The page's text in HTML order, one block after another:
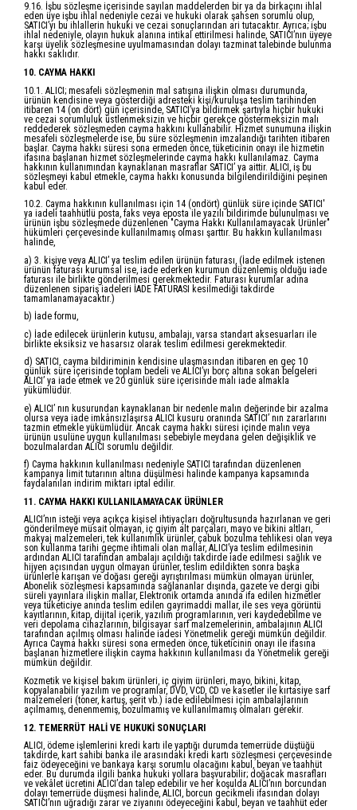
9.16. İşbu sözleşme içerisinde sayılan maddelerden bir ya da birkaçını ihlal
eden üye işbu ihlal nedeniyle cezai ve hukuki olarak şahsen sorumlu olup,
SATICI’yı bu ihlallerin hukuki ve cezai sonuçlarından ari tutacaktır. Ayrıca; işbu
ihlal nedeniyle, olayın hukuk alanına intikal ettirilmesi halinde, SATICI’nın üyeye
karşı üyelik sözleşmesine uyulmamasından dolayı tazminat talebinde bulunma
hakkı saklıdır.
10. CAYMA HAKKI
10.1. ALICI; mesafeli sözleşmenin mal satışına ilişkin olması durumunda,
ürünün kendisine veya gösterdiği adresteki kişi/kuruluşa teslim tarihinden
itibaren 14 (on dört) gün içerisinde, SATICI’ya bildirmek şartıyla hiçbir hukuki
ve cezai sorumluluk üstlenmeksizin ve hiçbir gerekçe göstermeksizin malı
reddederek sözleşmeden cayma hakkını kullanabilir. Hizmet sunumuna ilişkin
mesafeli sözleşmelerde ise, bu süre sözleşmenin imzalandığı tarihten itibaren
başlar. Cayma hakkı süresi sona ermeden önce, tüketicinin onayı ile hizmetin
ifasına başlanan hizmet sözleşmelerinde cayma hakkı kullanılamaz. Cayma
hakkının kullanımından kaynaklanan masraflar SATICI’ ya aittir. ALICI, iş bu
sözleşmeyi kabul etmekle, cayma hakkı konusunda bilgilendirildiğini peşinen
kabul eder.
10.2. Cayma hakkının kullanılması için 14 (ondört) günlük süre içinde SATICI'
ya iadeli taahhütlü posta, faks veya eposta ile yazılı bildirimde bulunulması ve
ürünün işbu sözleşmede düzenlenen "Cayma Hakkı Kullanılamayacak Ürünler"
hükümleri çerçevesinde kullanılmamış olması şarttır. Bu hakkın kullanılması
halinde,
a) 3. kişiye veya ALICI’ ya teslim edilen ürünün faturası, (İade edilmek istenen
ürünün faturası kurumsal ise, iade ederken kurumun düzenlemiş olduğu iade
faturası ile birlikte gönderilmesi gerekmektedir. Faturası kurumlar adına
düzenlenen sipariş iadeleri İADE FATURASI kesilmediği takdirde
tamamlanamayacaktır.)
b) İade formu,
c) İade edilecek ürünlerin kutusu, ambalajı, varsa standart aksesuarları ile
birlikte eksiksiz ve hasarsız olarak teslim edilmesi gerekmektedir.
d) SATICI, cayma bildiriminin kendisine ulaşmasından itibaren en geç 10
günlük süre içerisinde toplam bedeli ve ALICI’yı borç altına sokan belgeleri
ALICI’ ya iade etmek ve 20 günlük süre içerisinde malı iade almakla
yükümlüdür.
e) ALICI’ nın kusurundan kaynaklanan bir nedenle malın değerinde bir azalma
olursa veya iade imkânsızlaşırsa ALICI kusuru oranında SATICI’ nın zararlarını
tazmin etmekle yükümlüdür. Ancak cayma hakkı süresi içinde malın veya
ürünün usulüne uygun kullanılması sebebiyle meydana gelen değişiklik ve
bozulmalardan ALICI sorumlu değildir.
f) Cayma hakkının kullanılması nedeniyle SATICI tarafından düzenlenen
kampanya limit tutarının altına düşülmesi halinde kampanya kapsamında
faydalanılan indirim miktarı iptal edilir.
11. CAYMA HAKKI KULLANILAMAYACAK ÜRÜNLER
ALICI’nın isteği veya açıkça kişisel ihtiyaçları doğrultusunda hazırlanan ve geri
gönderilmeye müsait olmayan, iç giyim alt parçaları, mayo ve bikini altları,
makyaj malzemeleri, tek kullanımlık ürünler, çabuk bozulma tehlikesi olan veya
son kullanma tarihi geçme ihtimali olan mallar, ALICI’ya teslim edilmesinin
ardından ALICI tarafından ambalajı açıldığı takdirde iade edilmesi sağlık ve
hijyen açısından uygun olmayan ürünler, teslim edildikten sonra başka
ürünlerle karışan ve doğası gereği ayrıştırılması mümkün olmayan ürünler,
Abonelik sözleşmesi kapsamında sağlananlar dışında, gazete ve dergi gibi
süreli yayınlara ilişkin mallar, Elektronik ortamda anında ifa edilen hizmetler
veya tüketiciye anında teslim edilen gayrimaddi mallar, ile ses veya görüntü
kayıtlarının, kitap, dijital içerik, yazılım programlarının, veri kaydedebilme ve
veri depolama cihazlarının, bilgisayar sarf malzemelerinin, ambalajının ALICI
tarafından açılmış olması halinde iadesi Yönetmelik gereği mümkün değildir.
Ayrıca Cayma hakkı süresi sona ermeden önce, tüketicinin onayı ile ifasına
başlanan hizmetlere ilişkin cayma hakkının kullanılması da Yönetmelik gereği
mümkün değildir.
Kozmetik ve kişisel bakım ürünleri, iç giyim ürünleri, mayo, bikini, kitap,
kopyalanabilir yazılım ve programlar, DVD, VCD, CD ve kasetler ile kırtasiye sarf
malzemeleri (toner, kartuş, şerit vb.) iade edilebilmesi için ambalajlarının
açılmamış, denenmemiş, bozulmamış ve kullanılmamış olmaları gerekir.
12. TEMERRÜT HALİ VE HUKUKİ SONUÇLARI
ALICI, ödeme işlemlerini kredi kartı ile yaptığı durumda temerrüde düştüğü
takdirde, kart sahibi banka ile arasındaki kredi kartı sözleşmesi çerçevesinde
faiz ödeyeceğini ve bankaya karşı sorumlu olacağını kabul, beyan ve taahhüt
eder. Bu durumda ilgili banka hukuki yollara başvurabilir; doğacak masrafları
ve vekâlet ücretini ALICI’dan talep edebilir ve her koşulda ALICI’nın borcundan
dolayı temerrüde düşmesi halinde, ALICI, borcun gecikmeli ifasından dolayı
SATICI’nın uğradığı zarar ve ziyanını ödeyeceğini kabul, beyan ve taahhüt eder